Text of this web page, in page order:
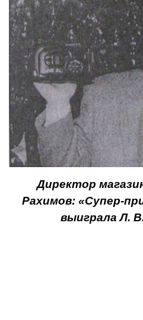
Директор
Рахимов: «Супер-
выиграла Л.